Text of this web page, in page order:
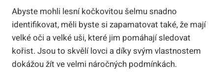
Abyste mohli lesní kočkovitou šelmu snadno
identifikovat, měli byste si zapamatovat také, že mají
velké oči a velké uši, které jim pomáhají sledovat
kořist. Jsou to skvělí lovci a díky svým vlastnostem
dokážou žít ve velmi náročných podmínkách.